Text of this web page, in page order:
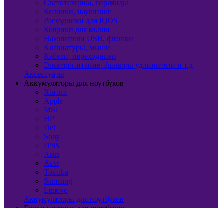
Светотехника, гирлянды
Колонки, наушники
Расходники для IQOS
Коврики для мыши
Накопители USB, флешки
Клавиатуры, мыши
Кабели, переходники
Электропитание, фильтры удлинители и т.д
Аксессуары
Аккумуляторы для ноутбуков
Xiaomi
Apple
MSI
HP
Dell
Sony
DNS
Asus
Acer
Toshiba
Samsung
Lenovo
Аккумуляторы для ноутбуков